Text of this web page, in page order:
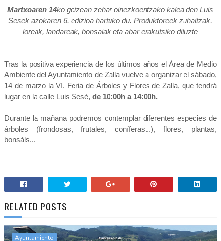
Martxoaren 14ko goizean zehar oinezkoentzako kalea den Luis
Sesek azokaren 6. edizioa hartuko du. Produktoreek zuhaitzak,
loreak, landareak, bonsaiak eta abar erakutsiko dituzte
Tras la positiva experiencia de los últimos años el Área de Medio
Ambiente del Ayuntamiento de Zalla vuelve a organizar el sábado,
14 de marzo la VI. Feria de Árboles y Flores de Zalla, que tendrá
lugar en la calle Luis Sesé, de 10:00h a 14:00h.
Durante la mañana podremos contemplar diferentes especies de
árboles (frondosas, frutales, coníferas...), flores, plantas,
bonsáis...
RELATED POSTS
Ayuntamiento